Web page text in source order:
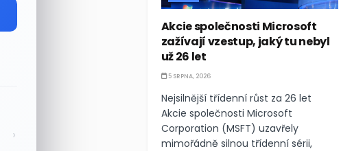
›
Akcie společnosti Microsoft
zažívají vzestup, jaký tu nebyl
už 26 let
5 SRPNA, 2026
Nejsilnější třídenní růst za 26 let
Akcie společnosti Microsoft
Corporation (MSFT) uzavřely
mimořádně silnou třídenní sérii,